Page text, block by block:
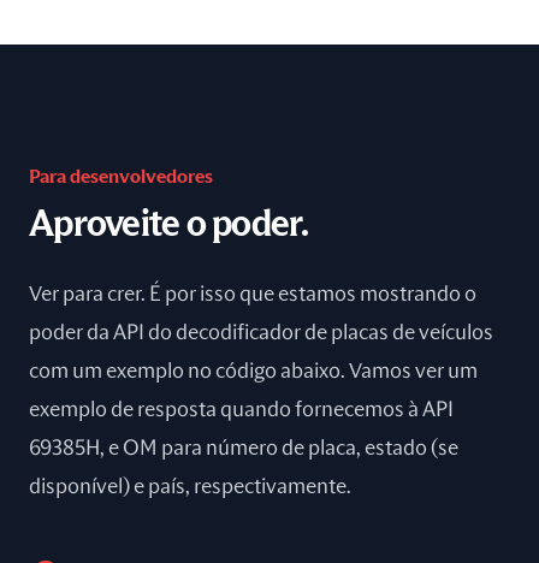
Para desenvolvedores
Aproveite o poder.
Ver para crer. É por isso que estamos mostrando o
poder da API do decodificador de placas de veículos
com um exemplo no código abaixo. Vamos ver um
exemplo de resposta quando fornecemos à API
69385H, e OM para número de placa, estado (se
disponível) e país, respectivamente.